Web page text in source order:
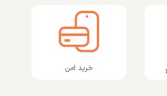
خرید امن